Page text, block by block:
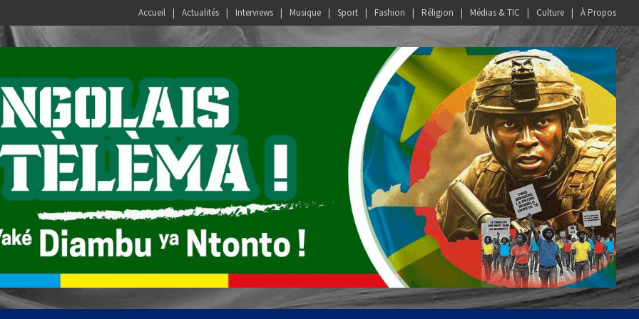
Accueil Actualités Interviews Musique Sport Fashion Réligion Médias & TIC Culture À Propos